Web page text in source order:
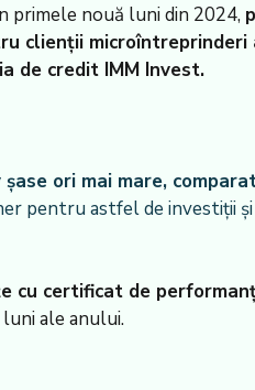
primele nouă luni din 2024,
clienții
de credit IMM Invest.
ori mai mare,
pentru astfel de investiții
cu certificat de
ale anului.